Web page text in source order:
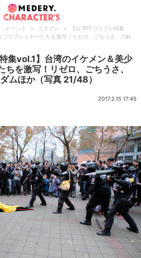
イベント > コスプレ >
【台湾FFコスプレ特集
スプレイヤーたちを激写！リゼロ、ごちうさ、刀剣
集vol.1】台湾のイケメン＆美少
ちを激写！リゼロ、ごちうさ、
ムほか（写真 21/48）
2017.2.15 17:45